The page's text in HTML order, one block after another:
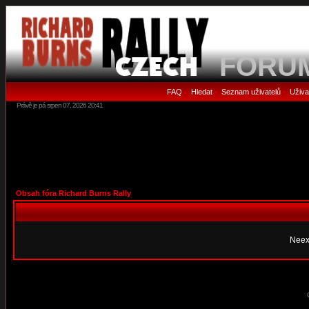
FAQ • Hledat• Seznam uživatelů•
Právě je pá srpen 07, 2026 20:41
Obsah fóra Richard Burns Rally